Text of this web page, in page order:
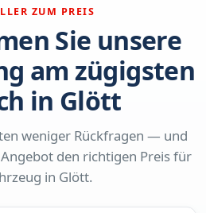
ZUM PREIS
Sie unsere
am zügigsten
in Glött
weniger Rückfragen — und
den richtigen Preis für
in Glött.